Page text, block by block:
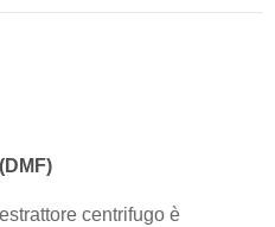
centrifugo è